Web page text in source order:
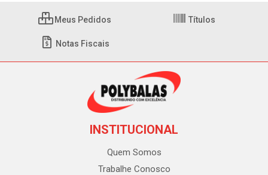
Meus Pedidos Títulos
Notas Fiscais
INSTITUCIONAL
Quem Somos
Trabalhe Conosco